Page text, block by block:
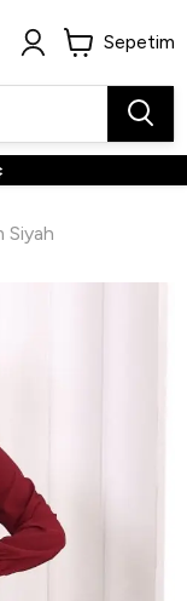
Sepetim
Siyah